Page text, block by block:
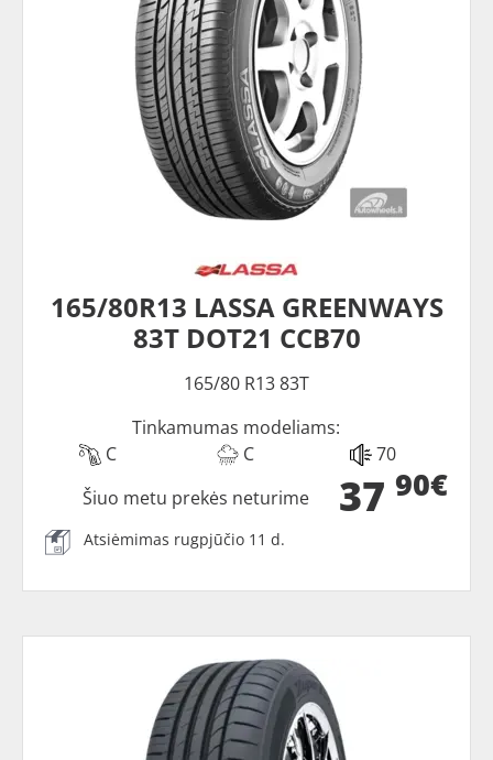
165/80R13 LASSA GREENWAYS
83T DOT21 CCB70
165/80 R13 83T
Tinkamumas modeliams:
C
C 70
37 90€
Šiuo metu prekės neturime
Atsiėmimas rugpjūčio 11 d.